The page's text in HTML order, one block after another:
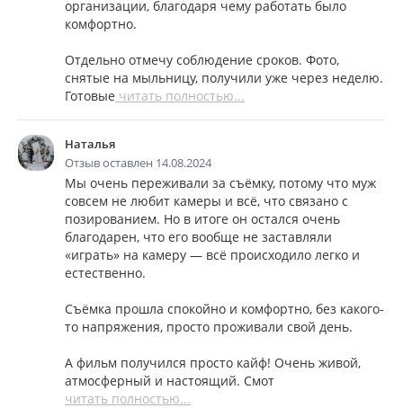
организации, благодаря чему работать было
комфортно.
Отдельно отмечу соблюдение сроков. Фото,
снятые на мыльницу, получили уже через неделю.
Готовые читать полностью...
Наталья
Отзыв оставлен 14.08.2024
Мы очень переживали за съёмку, потому что муж
совсем не любит камеры и всё, что связано с
позированием. Но в итоге он остался очень
благодарен, что его вообще не заставляли
«играть» на камеру — всё происходило легко и
естественно.
Съёмка прошла спокойно и комфортно, без какого-
то напряжения, просто проживали свой день.
А фильм получился просто кайф! Очень живой,
атмосферный и настоящий. Смот
читать полностью...